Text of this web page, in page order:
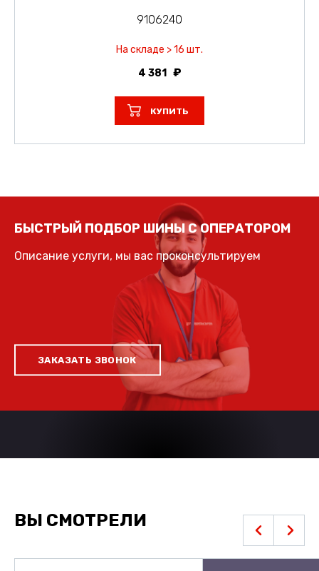
9106240
На складе > 16 шт.
4 381
КУПИТЬ
БЫСТРЫЙ ПОДБОР ШИНЫ С ОПЕРАТОРОМ
Описание услуги, мы вас проконсультируем
ЗАКАЗАТЬ ЗВОНОК
ВЫ СМОТРЕЛИ